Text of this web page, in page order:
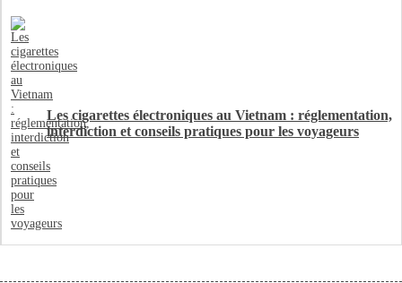
Les cigarettes électroniques au Vietnam : réglementation,
interdiction et conseils pratiques pour les voyageurs